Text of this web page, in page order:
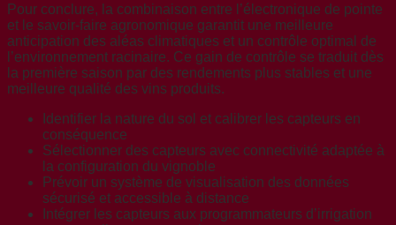
Pour conclure, la combinaison entre l’électronique de pointe
et le savoir-faire agronomique garantit une meilleure
anticipation des aléas climatiques et un contrôle optimal de
l’environnement racinaire. Ce gain de contrôle se traduit dès
la première saison par des rendements plus stables et une
meilleure qualité des vins produits.
Identifier la nature du sol et calibrer les capteurs en
conséquence
Sélectionner des capteurs avec connectivité adaptée à
la configuration du vignoble
Prévoir un système de visualisation des données
sécurisé et accessible à distance
Intégrer les capteurs aux programmateurs d’irrigation